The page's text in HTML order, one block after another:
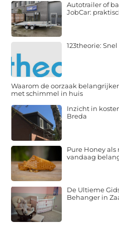
Autotrailer of
JobCar:
123theorie:
Waarom de oorzaak
met schimmel in huis
Inzicht in
Breda
Pure Honey
vandaag
De Ultieme
Behanger in